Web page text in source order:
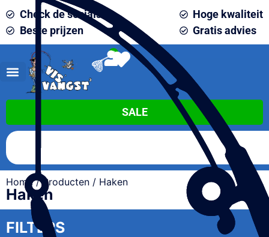
Check de socials
Beste prijzen
Hoge kwaliteit
Gratis advies
0
SALE
Home/ Producten / Haken
Haken
FILTERS